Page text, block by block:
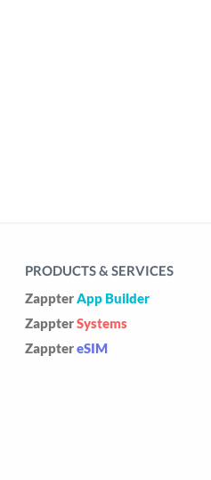
PRODUCTS & SERVICES
Zappter App Builder
ZappterSystems
ZapptereSIM